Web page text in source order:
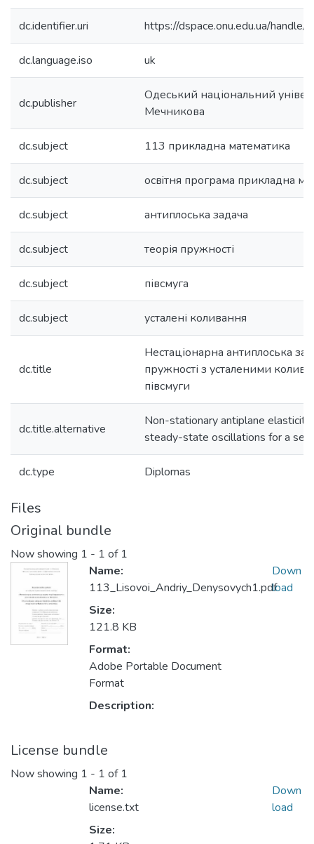
dc.identifier.uri https://dspace.onu.edu.ua/
dc.language.iso uk
dc.publisher
Одеський національний
Мечникова
dc.subject 113 прикладна математика
dc.subject освiтня програма прикладна
dc.subject антиплоська задача
dc.subject теорія пружності
dc.subject півсмуга
dc.subject усталені коливання
dc.title
Нестаціонарна антиплоська
пружності з усталеними
півсмуги
dc.title.alternative
Non-stationary antiplane
steady-state oscillations for a
dc.type Diplomas
Files
Original bundle
Now showing 1 - 1 of 1
Name:
113_Lisovoi_Andriy_Denysovych1.pdf
Size:
121.8 KB
Format:
Adobe Portable Document
Format
Description:
Down
load
License bundle
Now showing 1 - 1 of 1
Name:
license.txt
Size:
Down
load